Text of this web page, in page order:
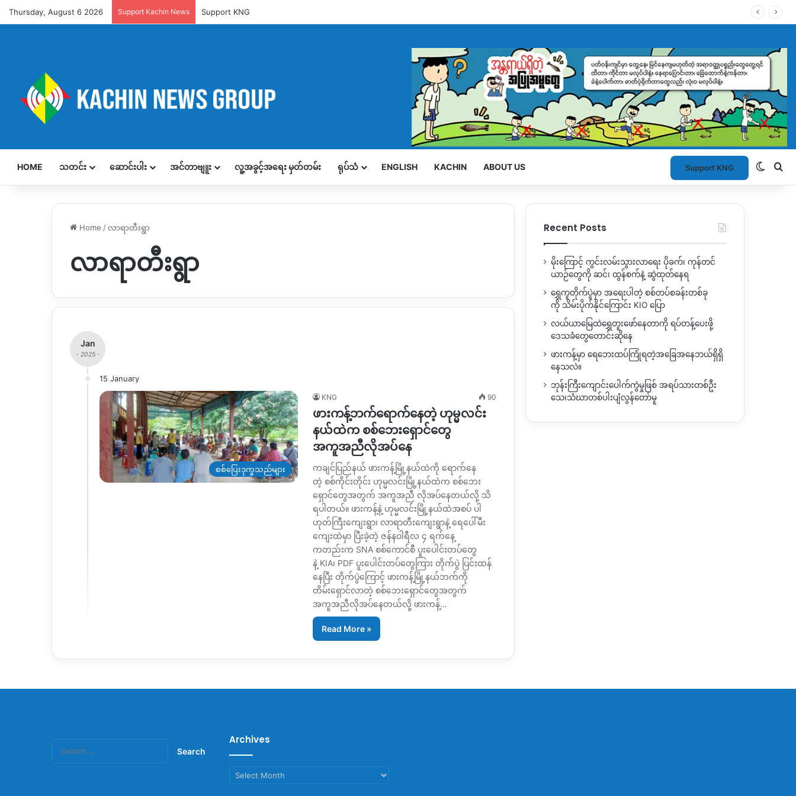
Thursday, August 6 2026 Support Kachin News Support KNG
HOME သတင်း ဆောင်းပါး အင်တာဗျူး လူ့အခွင့်အရေး မှတ်တမ်း ရုပ်သံ ENGLISH KACHIN ABOUT US Support KNG
Home /လာရာတီးရွာ
လာရာတီးရွာ
Jan
- 2025 -
15 January
စစ်ပြေးဒုက္ခသည်များ
KNG 90
ဖားကန့်ဘက်ရောက်နေတဲ့ ဟုမ္မလင်း
နယ်ထဲက စစ်ဘေးရှောင်တွေ
အကူအညီလိုအပ်နေ
ကချင်ပြည်နယ် ဖားကန့်မြို့နယ်ထဲကို ရောက်နေ
တဲ့ စစ်ကိုင်းတိုင်း ဟုမ္မလင်းမြို့နယ်ထဲက စစ်ဘေး
ရှောင်တွေအတွက် အကူအညီ လိုအပ်နေတယ်လို့ သိ
ရပါတယ်။ ဖားကန့်နဲ့ ဟုမ္မလင်းမြို့နယ်ထဲအစပ် ပါ
ဟုတ်ကြီးကျေးရွာ၊ လာရာတီးကျေးရွာနဲ့ ရေပေါ်မီး
ကျေးထဲမှာ ပြီးခဲ့တဲ့ ဇန်နဝါရီလ ၄ ရက်နေ့
ကတည်းက SNA စစ်ကောင်စီ ပူးပေါင်းတပ်တွေ
နဲ့ KIA၊ PDF ပူးပေါင်းတပ်တွေကြား တိုက်ပွဲ ပြင်းထန်
နေပြီး တိုက်ပွဲကြောင့် ဖားကန့်မြို့နယ်ဘက်ကို
တိမ်းရှောင်လာတဲ့ စစ်ဘေးရှောင်တွေအတွက်
အကူအညီလိုအပ်နေတယ်လို့ ဖားကန့်…
Read More »
Recent Posts
မိုးကြောင့် ကွင်းလမ်းသွားလာရေး ပိုခက်၊ ကုန်တင်
ယာဉ်တွေကို ဆင်၊ ထွန်စက်နဲ့ ဆွဲထုတ်နေရ
ရွှေကူတိုက်ပွဲမှာ အရေးပါတဲ့ စစ်တပ်စခန်းတစ်ခု
ကို သိမ်းပိုက်နိုင်ကြောင်း KIO ပြော
လယ်ယာမြေထဲရွှေတူးဖော်နေတာကို ရပ်တန့်ပေးဖို့
ဒေသခံတွေတောင်းဆိုနေ
ဖားကန့်မှာ ရေဘေးထပ်ကြုံရတဲ့အခြေအနေဘယ်ရှိရှိ
နေသလဲ။
ဘုန်းကြီးကျောင်းပေါက်ကွဲမှုဖြစ် အရပ်သားတစ်ဦး
သေ၊သံဃာတစ်ပါးပျံလွန်တော်မူ
for:
Archives
Archives